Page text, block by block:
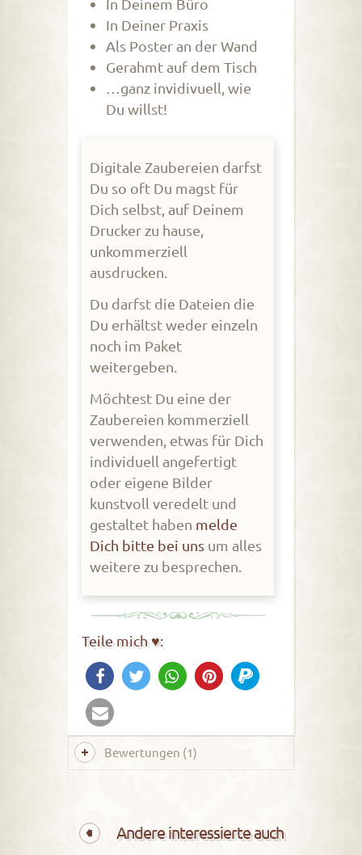
In Deiner Praxis
Als Poster an der Wand
Gerahmt auf dem Tisch
…ganz invidivuell, wie
Du willst!
Digitale Zaubereien darfst
Du so oft Du magst für
Dich selbst, auf Deinem
Drucker zu hause,
unkommerziell
ausdrucken.
Du darfst die Dateien die
Du erhältst weder einzeln
noch im Paket
weitergeben.
Möchtest Du eine der
Zaubereien kommerziell
verwenden, etwas für Dich
individuell angefertigt
oder eigene Bilder
kunstvoll veredelt und
gestaltet haben melde
Dich bitte bei uns um alles
weitere zu besprechen.
Teile mich ♥:
Bewertungen (1)
Andere interessierte auch